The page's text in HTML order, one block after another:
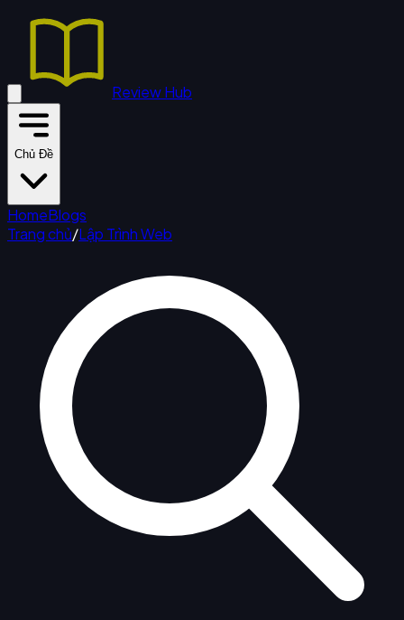
Review Hub
Chủ Đề
HomeBlogs
Trang chủ/Lập Trình Web